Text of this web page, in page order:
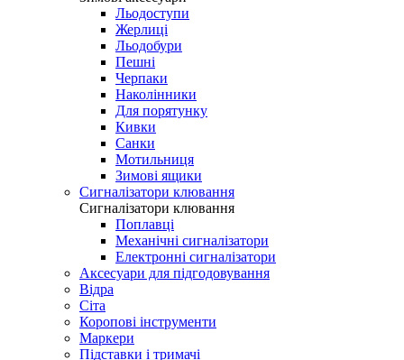
Льодоступи
Жерлиці
Льодобури
Пешні
Черпаки
Наколінники
Для порятунку
Кивки
Санки
Мотильниця
Зимові ящики
Сигналізатори клювання
Сигналізатори клювання
Поплавці
Механічні сигналізатори
Електронні сигналізатори
Аксесуари для підгодовування
Відра
Сіта
Коропові інструменти
Маркери
Підставки і тримачі